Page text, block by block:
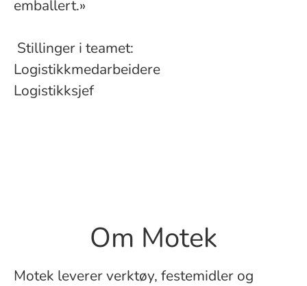
emballert.»
Stillinger i teamet:
Logistikkmedarbeidere
Logistikksjef
Om Motek
Motek leverer verktøy, festemidler og